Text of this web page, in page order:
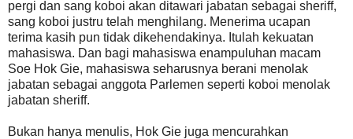
pergi dan sang koboi akan ditawari jabatan sebagai sheriff,
sang koboi justru telah menghilang. Menerima ucapan
terima kasih pun tidak dikehendakinya. Itulah kekuatan
mahasiswa. Dan bagi mahasiswa enampuluhan macam
Soe Hok Gie, mahasiswa seharusnya berani menolak
jabatan sebagai anggota Parlemen seperti koboi menolak
jabatan sheriff.
Bukan hanya menulis, Hok Gie juga mencurahkan